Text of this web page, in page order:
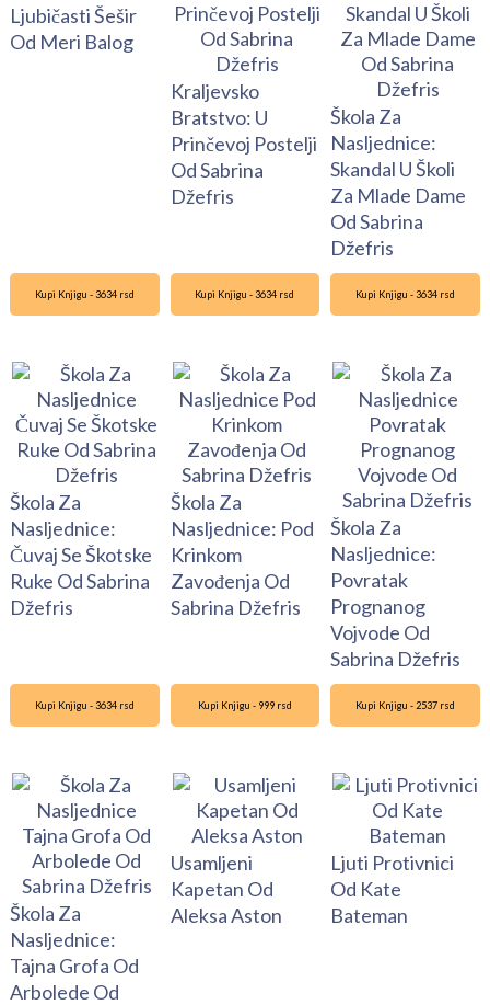
Ljubičasti Šešir
Od Meri Balog
Kraljevsko
Bratstvo: U
Prinčevoj Postelji
Od Sabrina
Džefris
Škola Za
Nasljednice:
Skandal U Školi
Za Mlade Dame
Od Sabrina
Džefris
Kupi Knjigu - 3634 rsd
Škola Za
Nasljednice:
Čuvaj Se Škotske
Ruke Od Sabrina
Džefris
Kupi Knjigu - 3634 rsd
Škola Za
Nasljednice: Pod
Krinkom
Zavođenja Od
Sabrina Džefris
Kupi Knjigu - 3634 rsd
Škola Za
Nasljednice:
Povratak
Prognanog
Vojvode Od
Sabrina Džefris
Kupi Knjigu - 3634 rsd
Škola Za
Nasljednice:
Tajna Grofa Od
Arbolede Od
Kupi Knjigu - 999 rsd
Usamljeni
Kapetan Od
Aleksa Aston
Kupi Knjigu - 2537 rsd
Ljuti Protivnici
Od Kate
Bateman